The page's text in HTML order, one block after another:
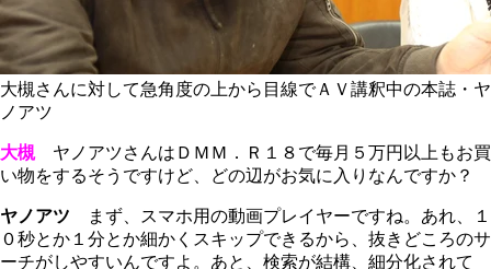
大槻さんに対して急角度の上から目線でＡＶ講釈中の本誌・ヤ
ノアツ
大槻ヤノアツさんはＤＭＭ．Ｒ１８で毎月５万円以上もお買
い物をするそうですけど、どの辺がお気に入りなんですか？
ヤノアツ まず、スマホ用の動画プレイヤーですね。あれ、１
０秒とか１分とか細かくスキップできるから、抜きどころのサ
ーチがしやすいんですよ。あと、検索が結構、細分化されて